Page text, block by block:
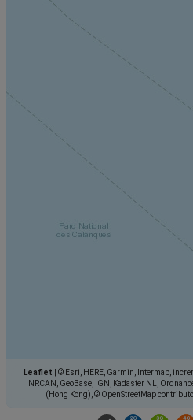
Leaflet
© Esri, HERE, Garmin, Intermap,
NRCAN, GeoBase, IGN, Kadaster NL,
(Hong Kong), © OpenStreetMap